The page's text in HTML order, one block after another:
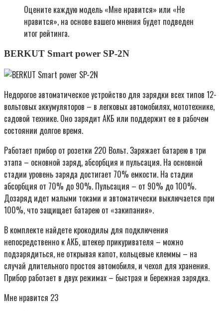
Оцените каждую модель «Мне нравится» или «Не
нравится», на основе вашего мнения будет подведен
итог рейтинга.
BERKUT Smart power SP-2N
Недорогое автоматическое устройство для зарядки всех типов 12-
вольтовых аккумуляторов – в легковых автомобилях, мототехнике,
садовой технике. Оно зарядит АКБ или поддержит ее в рабочем
состоянии долгое время.
Работает прибор от розетки 220 Вольт. Заряжает батарею в три
этапа – основной заряд, абсорбция и пульсация. На основной
стадии уровень заряда достигает 70% емкости. На стадии
абсорбция от 70% до 90%. Пульсация – от 90% до 100%.
Дозаряд идет малыми токами и автоматически выключается при
100%, что защищает батарею от «закипания».
В комплекте найдете крокодилы для подключения
непосредственно к АКБ, штекер прикуривателя – можно
подзарядиться, не открывая капот, кольцевые клеммы – на
случай длительного простоя автомобиля, и чехол для хранения.
Прибор работает в двух режимах – быстрая и бережная зарядка.
Мне нравится 23